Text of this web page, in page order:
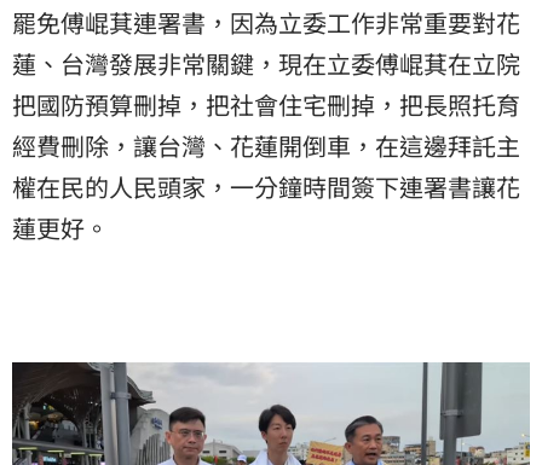
罷免傅崐萁連署書，因為立委工作非常重要對花
蓮、台灣發展非常關鍵，現在立委傅崐萁在立院
把國防預算刪掉，把社會住宅刪掉，把長照托育
經費刪除，讓台灣、花蓮開倒車，在這邊拜託主
權在民的人民頭家，一分鐘時間簽下連署書讓花
蓮更好。